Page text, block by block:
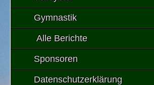
Gymnastik
Alle Berichte
Sponsoren
Datenschutzerklärung